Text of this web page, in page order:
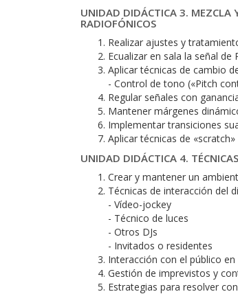
UNIDAD DIDÁCTICA 3. MEZCLA
RADIOFÓNICOS
Realizar ajustes y
Ecualizar en sala la señal de
Aplicar técnicas de cambio
- Control de tono («Pitch
Regular señales con
Mantener márgenes
Implementar transiciones
Aplicar técnicas de
UNIDAD DIDÁCTICA 4.
Crear y mantener un
Técnicas de interacción del
- Vídeo-jockey
- Técnico de luces
- Otros DJs
- Invitados o residentes
Interacción con el público
Gestión de imprevistos y
Estrategias para resolver